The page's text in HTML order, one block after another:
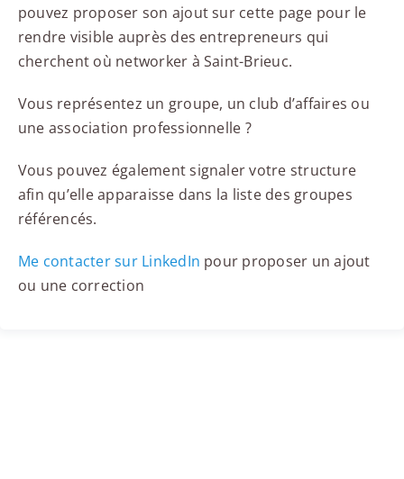
pouvez proposer son ajout sur cette page pour le
rendre visible auprès des entrepreneurs qui
cherchent où networker à Saint-Brieuc.
Vous représentez un groupe, un club d’affaires ou
une association professionnelle ?
Vous pouvez également signaler votre structure
afin qu’elle apparaisse dans la liste des groupes
référencés.
Me contacter sur LinkedIn pour proposer un ajout
ou une correction